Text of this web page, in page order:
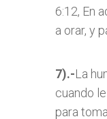
6:12, En
a orar, y
7).-La
cuando
para